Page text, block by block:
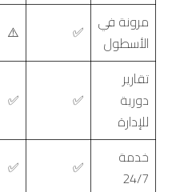
مرونة في
الأسطول
✅
⚠️
تقارير
دورية
للإدارة
✅
✅
خدمة
24/7
✅
✅